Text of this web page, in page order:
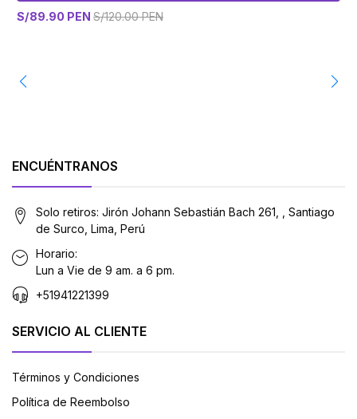
S/89.90 PEN S/120.00 PEN
ENCUÉNTRANOS
Solo retiros: Jirón Johann Sebastián Bach 261, , Santiago
de Surco, Lima, Perú
Horario:
Lun a Vie de 9 am. a 6 pm.
+51941221399
SERVICIO AL CLIENTE
Términos y Condiciones
Política de Reembolso